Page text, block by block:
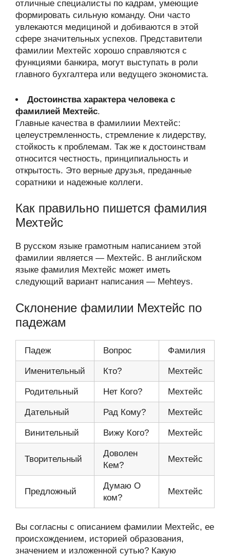
отличные специалисты по кадрам, умеющие
формировать сильную команду. Они часто
увлекаются медициной и добиваются в этой
сфере значительных успехов. Представители
фамилии Мехтейс хорошо справляются с
функциями банкира, могут выступать в роли
главного бухгалтера или ведущего экономиста.
Достоинства характера человека с
фамилией Мехтейс.
Главные качества в фамилиии Мехтейс:
целеустремленность, стремление к лидерству,
стойкость к проблемам. Так же к достоинствам
относится честность, принципиальность и
открытость. Это верные друзья, преданные
соратники и надежные коллеги.
Как правильно пишется фамилия
Мехтейс
В русском языке грамотным написанием этой
фамилии является — Мехтейс. В английском
языке фамилия Мехтейс может иметь
следующий вариант написания — Mehteys.
Склонение фамилии Мехтейс по
падежам
Падеж Вопрос Фамилия
Именительный Кто? Мехтейс
Родительный Нет Кого? Мехтейс
Дательный Рад Кому? Мехтейс
Винительный Вижу Кого? Мехтейс
Творительный
Доволен
Кем?
Мехтейс
Предложный
Думаю О
ком?
Мехтейс
Вы согласны с описанием фамилии Мехтейс, ее
происхождением, историей образования,
значением и изложенной сутью? Какую